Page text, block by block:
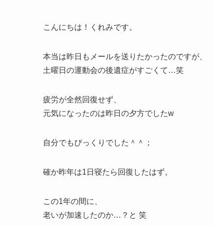
こんにちは！くれみです。
本当は昨日もメールを送りたかったのですが、
土曜日の運動会の後遺症がすごくて…笑
疲労が全然回復せず、
元気になったのは昨日の夕方でしたw
自分でもびっくりでした＾＾；
確か昨年は1日寝たら回復したはず。
この1年の間に、
老いが加速したのか…？と 笑